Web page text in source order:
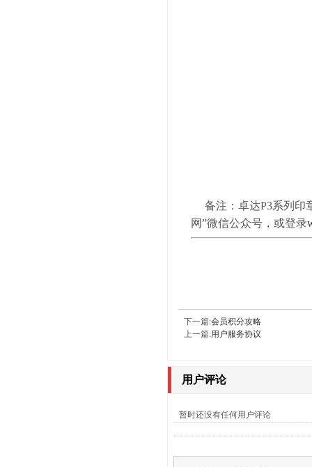
备注：卓达P3系列印
网”微信公众号，或登录
下一篇:会员积分攻略
上一篇:用户服务协议
用户评论
暂时还没有任何用户评论